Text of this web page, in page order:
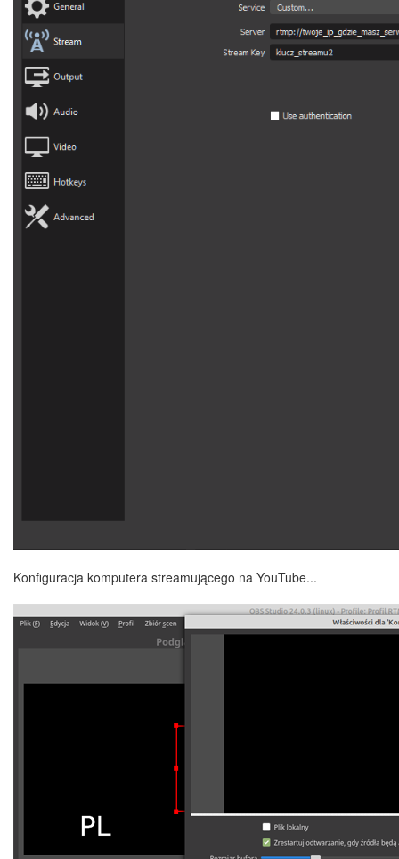
Konfiguracja komputera streamującego na YouTube...